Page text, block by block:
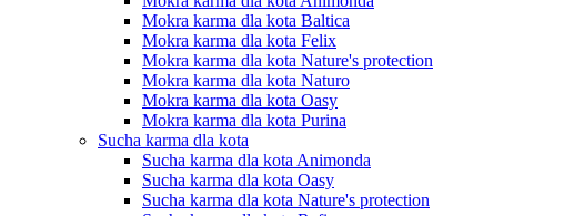
Mokra karma dla kota Baltica
Mokra karma dla kota Felix
Mokra karma dla kota Nature's protection
Mokra karma dla kota Naturo
Mokra karma dla kota Oasy
Mokra karma dla kota Purina
Sucha karma dla kota
Sucha karma dla kota Animonda
Sucha karma dla kota Oasy
Sucha karma dla kota Nature's protection